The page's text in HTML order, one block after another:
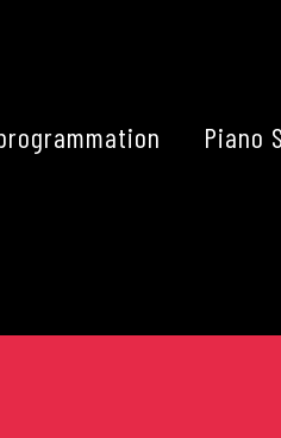
grands concerts
Piano